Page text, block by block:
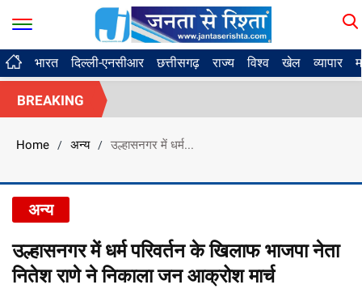
भारत दिल्ली-एनसीआर छत्तीसगढ़ राज्य विश्व खेल व्यापार
BREAKING
Home / अन्य / उल्हासनगर में धर्म...
अन्य
उल्हासनगर में धर्म परिवर्तन के खिलाफ भाजपा नेता
नितेश राणे ने निकाला जन आक्रोश मार्च